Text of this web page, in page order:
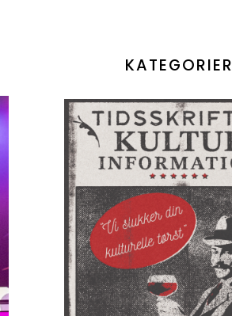
KATEGORIER